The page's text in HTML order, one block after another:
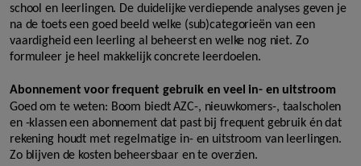
school en leerlingen. De duidelijke verdiepende analyses geven je
na de toets een goed beeld welke (sub)categorieën van een
vaardigheid een leerling al beheerst en welke nog niet. Zo
formuleer je heel makkelijk concrete leerdoelen.
Abonnement voor frequent gebruik en veel in- en uitstroom
Goed om te weten: Boom biedt AZC-, nieuwkomers-, taalscholen
en -klassen een abonnement dat past bij frequent gebruik én dat
rekening houdt met regelmatige in- en uitstroom van leerlingen.
Zo blijven de kosten beheersbaar en te overzien.